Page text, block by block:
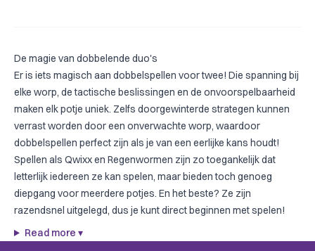
De magie van dobbelende duo's
Er is iets magisch aan dobbelspellen voor twee! Die spanning bij
elke worp, de tactische beslissingen en de onvoorspelbaarheid
maken elk potje uniek. Zelfs doorgewinterde strategen kunnen
verrast worden door een onverwachte worp, waardoor
dobbelspellen perfect zijn als je van een eerlijke kans houdt!
Spellen als Qwixxen Regenwormen zijn zo toegankelijk dat
letterlijk iedereen ze kan spelen, maar bieden toch genoeg
diepgang voor meerdere potjes. En het beste? Ze zijn
razendsnel uitgelegd, dus je kunt direct beginnen met spelen!
Read more ▾